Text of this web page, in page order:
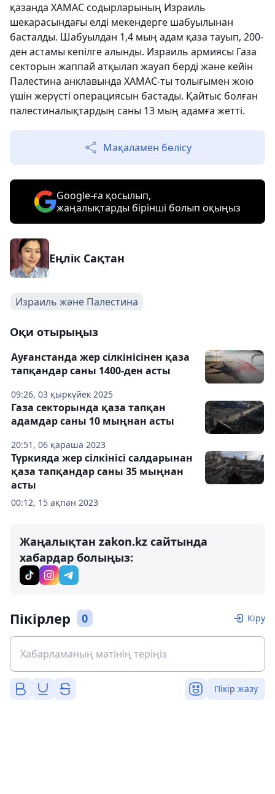
қазанда ХАМАС содырларының Израиль
шекарасындағы елді мекендерге шабуылынан
басталды. Шабуылдан 1,4 мың адам қаза тауып, 200-
ден астамы кепілге алынды. Израиль армиясы Газа
секторын жаппай атқылап жауап берді және кейін
Палестина анклавында ХАМАС-ты толығымен жою
үшін жерүсті операциясын бастады. Қайтыс болған
палестиналықтардың саны 13 мың адамға жетті.
Мақаламен бөлісу
Google-ға қосылып,
жаңалықтарды бірінші болып оқыңыз
Еңлік Сақтан
Израиль және Палестина
Оқи отырыңыз
09:26, 03 қыркүйек 2025
Ауғанстанда жер сілкінісінен қаза
тапқандар саны 1400-ден асты
20:51, 06 қараша 2023
Газа секторында қаза тапқан
адамдар саны 10 мыңнан асты
00:12, 15 ақпан 2023
Түркияда жер сілкінісі салдарынан
қаза тапқандар саны 35 мыңнан
асты
Жаңалықтан zakon.kz сайтында
хабардар болыңыз:
Пікірлер 0 Кіру
Пікір жазу